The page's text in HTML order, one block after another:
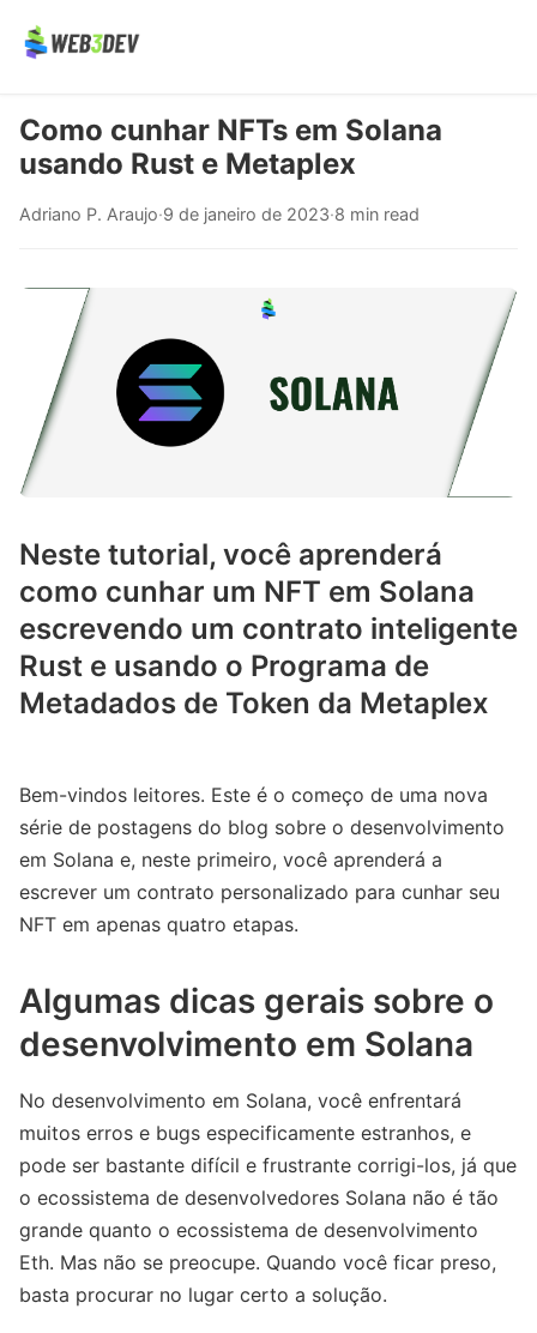
Como cunhar NFTs em Solana
usando Rust e Metaplex
Adriano P. Araujo·9 de janeiro de 2023·8 min read
Neste tutorial, você aprenderá
como cunhar um NFT em Solana
escrevendo um contrato inteligente
Rust e usando o Programa de
Metadados de Token da Metaplex
Bem-vindos leitores. Este é o começo de uma nova
série de postagens do blog sobre o desenvolvimento
em Solana e, neste primeiro, você aprenderá a
escrever um contrato personalizado para cunhar seu
NFT em apenas quatro etapas.
Algumas dicas gerais sobre o
desenvolvimento em Solana
No desenvolvimento em Solana, você enfrentará
muitos erros e bugs especificamente estranhos, e
pode ser bastante difícil e frustrante corrigi-los, já que
o ecossistema de desenvolvedores Solana não é tão
grande quanto o ecossistema de desenvolvimento
Eth. Mas não se preocupe. Quando você ficar preso,
basta procurar no lugar certo a solução.